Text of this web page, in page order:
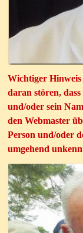
Wichtiger Hinweis
daran stören,
und/oder sein
den Webmaster
Person und/oder
umgehend
und